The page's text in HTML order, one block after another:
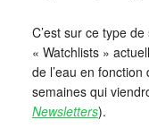
C’est sur ce type
« Watchlists »
de l’eau en
semaines qui
Newsletters).